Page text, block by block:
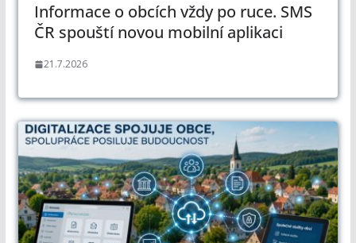
Informace o obcích vždy po ruce. SMS
ČR spouští novou mobilní aplikaci
21.7.2026